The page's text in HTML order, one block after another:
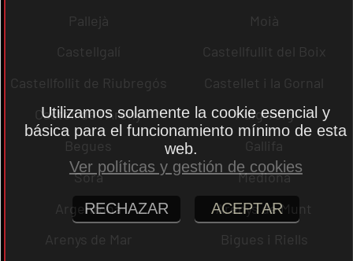
Pallejà
Moià
Castellgalí
Castellfullit del Boix
Castellfollit de Riubregós
Castellet i la Gornal
Castell de l´Areny
Puig-reig
Begues
Gallifa
Sora
Mediona
Argentona
Arenys de Munt
Arenys de Mar
Bigues i Riells
Utilizamos solamente la cookie esencial y
básica para el funcionamiento mínimo de esta
web.
Ver políticas y gestión de cookies
RECHAZAR ACEPTAR